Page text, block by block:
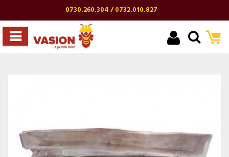
0730.260.304 / 0732.010.827